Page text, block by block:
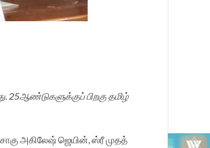
25ஆண்டுகளுக்குப் பிறகு தமிழ்
அகிலேஷ் ஜெயின், ஸ்ரீ முதத்